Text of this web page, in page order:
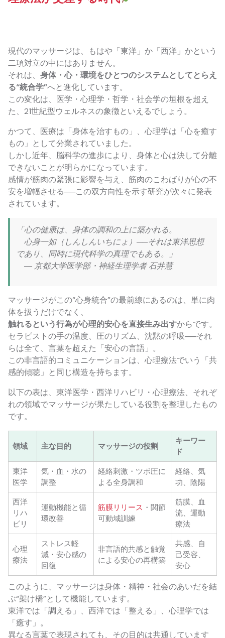
現代のマッサージは、もはや「東洋」か「西洋」かという
二項対立の中にはありません。
それは、 身体・心・環境をひとつのシステムとしてとらえ
る“統合学”へと進化しています。
この変化は、医学・心理学・哲学・社会学の垣根を超え
た、21世紀型ウェルネスの象徴といえるでしょう。
かつて、医療は「身体を治すもの」、心理学は「心を癒す
もの」として分業されていました。
しかし近年、脳科学の進歩により、身体と心は決して分離
できないことが明らかになっています。
感情が筋肉の緊張に影響を与え、筋肉のこわばりが心の不
安を増幅させる──この双方向性を示す研究が次々に発表
されています。
「心の健康は、身体の調和の上に築かれる。
心身一如（しんしんいちにょ）──それは東洋思想
であり、同時に現代科学の真理でもある。」
― 京都大学医学部・神経生理学者 石井慧
マッサージがこの“心身統合”の最前線にあるのは、単に肉
体を扱うだけでなく、
触れるという行為が心理的安心を直接生み出すからです。
セラピストの手の温度、圧のリズム、沈黙の呼吸──それ
らは全て、言葉を超えた「安心の言語」。
この非言語的コミュニケーションは、心理療法でいう「共
感的傾聴」と同じ構造を持ちます。
以下の表は、東洋医学・西洋リハビリ・心理療法、それぞ
れの領域でマッサージが果たしている役割を整理したもの
です。
領域 主な目的 マッサージの役割
キーワー
ド
東洋
医学
気・血・水の
調整
経絡刺激・ツボ圧に
よる全身調和
経絡、気
功、陰陽
西洋
リハ
ビリ
運動機能と循
環改善
筋膜リリース ・関節
可動域訓練
筋膜、血
流、運動
療法
心理
療法
ストレス軽
減・安心感の
回復
非言語的共感と触覚
による安心の再構築
共感、自
己受容、
安心
このように、マッサージは身体・精神・社会のあいだを結
ぶ“架け橋”として機能しています。
東洋では「調える」、西洋では「整える」、心理学では
「癒す」。
異なる言葉で表現されても、その目的は共通しています